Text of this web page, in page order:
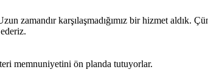
karşılaşmadığımız bir hizmet aldık.
memnuniyetini ön planda tutuyorlar.